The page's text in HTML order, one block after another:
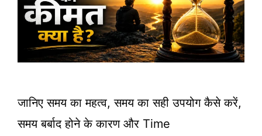
जानिए समय का महत्व, समय का सही उपयोग कैसे करें,
समय बर्बाद होने के कारण और Time